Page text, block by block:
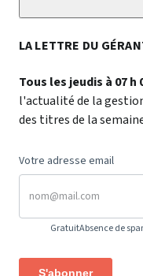
LA LETTRE DU
Tous les jeudis à 07 h
l'actualité de la
des titres de la
Votre adresse email
GratuitAbsence de
S'abonner